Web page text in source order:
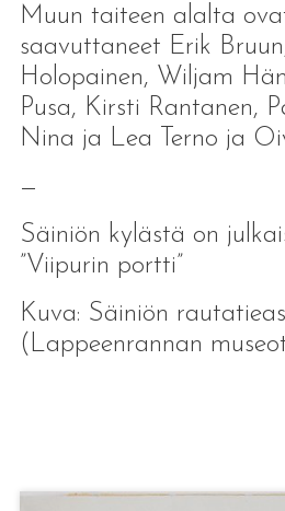
Muun taiteen alalta
saavuttaneet Erik
Holopainen, Wiljam
Pusa, Kirsti Rantanen,
Nina ja Lea Terno ja
—
Säiniön kylästä on
”Viipurin portti”
Kuva: Säiniön
(Lappeenrannan